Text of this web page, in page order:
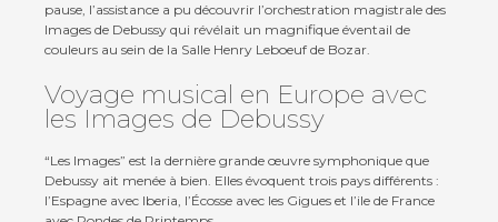
pause, l’assistance a pu découvrir l’orchestration magistrale des
Images de Debussy qui révélait un magnifique éventail de
couleurs au sein de la Salle Henry Leboeuf de Bozar.
Voyage musical en Europe avec
les Images de Debussy
“Les Images” est la dernière grande œuvre symphonique que
Debussy ait menée à bien. Elles évoquent trois pays différents :
l’Espagne avec Iberia, l’Écosse avec les Gigues et l’ile de France